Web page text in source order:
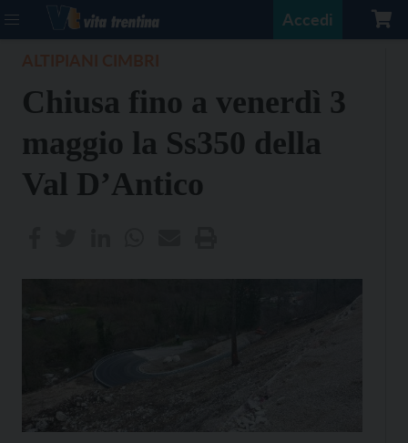
Accedi
Chiusa fino a venerdì 3
maggio la Ss350 della
Val D’Antico